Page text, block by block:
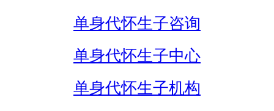
单身代怀生子咨询
单身代怀生子中心
单身代怀生子机构